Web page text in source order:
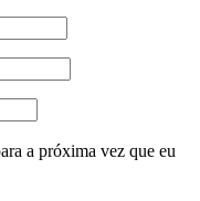
a próxima vez que eu